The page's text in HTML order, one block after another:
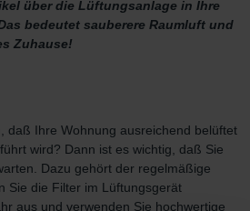
über die Lüftungsanlage in Ihre
bedeutet sauberere Raumluft und
Zuhause!
daß Ihre Wohnung ausreichend belüftet
wird? Dann ist es wichtig, daß Sie
Dazu gehört der regelmäßige
Sie die Filter im Lüftungsgerät
aus und verwenden Sie hochwertige